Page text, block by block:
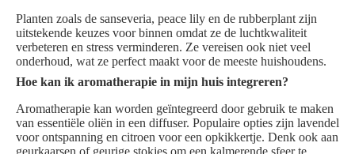
Planten zoals de sanseveria, peace lily en de rubberplant zijn
uitstekende keuzes voor binnen omdat ze de luchtkwaliteit
verbeteren en stress verminderen. Ze vereisen ook niet veel
onderhoud, wat ze perfect maakt voor de meeste huishoudens.
Hoe kan ik aromatherapie in mijn huis integreren?
Aromatherapie kan worden geïntegreerd door gebruik te maken
van essentiële oliën in een diffuser. Populaire opties zijn lavendel
voor ontspanning en citroen voor een opkikkertje. Denk ook aan